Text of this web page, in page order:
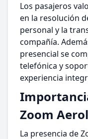
Los pasajeros
en la resolución
personal y la
compañía.
presencial se
telefónica y
experiencia
Zoom
La presencia de